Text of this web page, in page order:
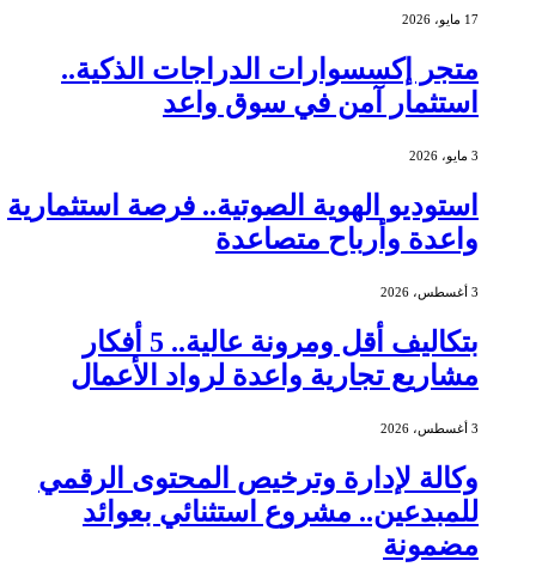
17 مايو، 2026
متجر إكسسوارات الدراجات الذكية..
استثمار آمن في سوق واعد
3 مايو، 2026
استوديو الهوية الصوتية.. فرصة استثمارية
واعدة وأرباح متصاعدة
3 أغسطس، 2026
بتكاليف أقل ومرونة عالية.. 5 أفكار
مشاريع تجارية واعدة لرواد الأعمال
3 أغسطس، 2026
وكالة لإدارة وترخيص المحتوى الرقمي
للمبدعين.. مشروع استثنائي بعوائد
مضمونة